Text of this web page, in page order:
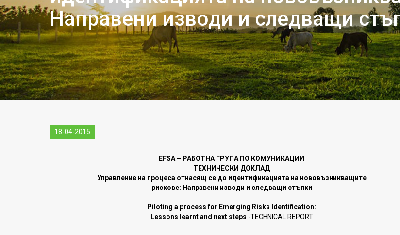
Направени изводи и следващи
18-04-2015
EFSA – РАБОТНА ГРУПА ПО КОМУНИКАЦИИ
ТЕХНИЧЕСКИ ДОКЛАД
Управление на процеса отнасящ се до идентификацията на нововъзникващите
рискове: Направени изводи и следващи стъпки
Piloting a process for Emerging Risks Identification:
Lessons learnt and next steps -TECHNICAL REPORT